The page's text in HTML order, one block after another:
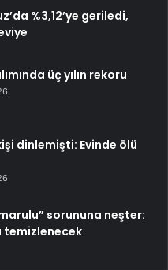
%3,12’ye geriledi,
üç yılın rekoru
dinlemişti: Evinde ölü
sorununa neşter:
temizlenecek